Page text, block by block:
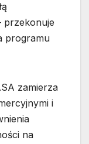
przekonuje
programu
zamierza
i
na